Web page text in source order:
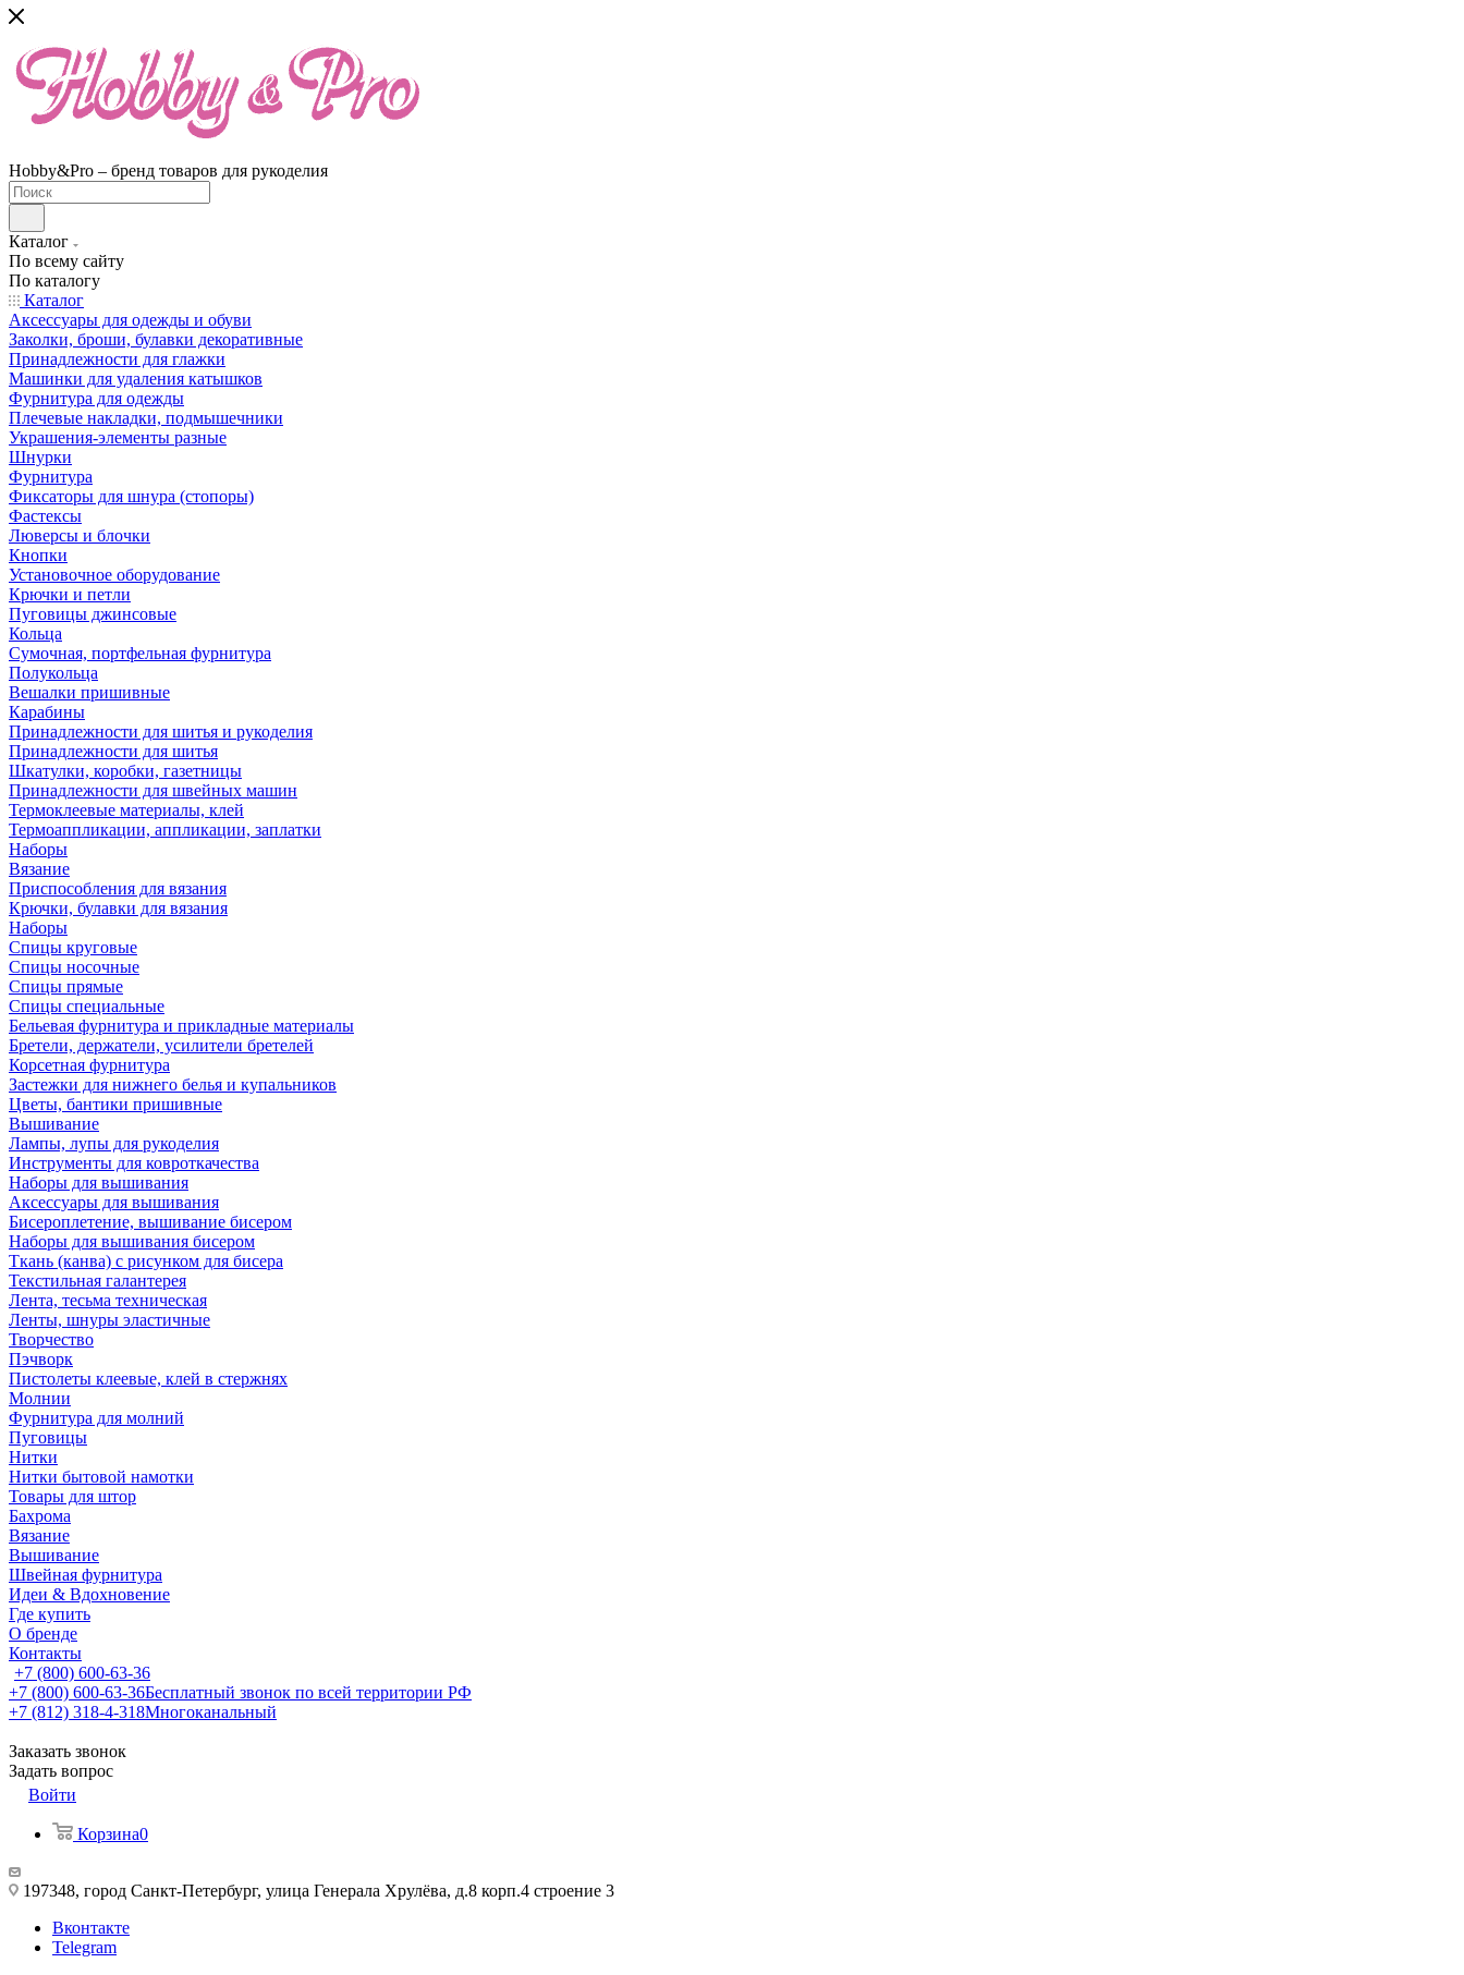
Hobby&Pro – бренд товаров для рукоделия
Каталог
По всему сайту
По каталогу
Каталог
Аксессуары для одежды и обуви
Заколки, броши, булавки декоративные
Принадлежности для глажки
Машинки для удаления катышков
Фурнитура для одежды
Плечевые накладки, подмышечники
Украшения-элементы разные
Шнурки
Фурнитура
Фиксаторы для шнура (стопоры)
Фастексы
Люверсы и блочки
Кнопки
Установочное оборудование
Крючки и петли
Пуговицы джинсовые
Кольца
Сумочная, портфельная фурнитура
Полукольца
Вешалки пришивные
Карабины
Принадлежности для шитья и рукоделия
Принадлежности для шитья
Шкатулки, коробки, газетницы
Принадлежности для швейных машин
Термоклеевые материалы, клей
Термоаппликации, аппликации, заплатки
Наборы
Вязание
Приспособления для вязания
Крючки, булавки для вязания
Наборы
Спицы круговые
Спицы носочные
Спицы прямые
Спицы специальные
Бельевая фурнитура и прикладные материалы
Бретели, держатели, усилители бретелей
Корсетная фурнитура
Застежки для нижнего белья и купальников
Цветы, бантики пришивные
Вышивание
Лампы, лупы для рукоделия
Инструменты для ковроткачества
Наборы для вышивания
Аксессуары для вышивания
Бисероплетение, вышивание бисером
Наборы для вышивания бисером
Ткань (канва) с рисунком для бисера
Текстильная галантерея
Лента, тесьма техническая
Ленты, шнуры эластичные
Творчество
Пэчворк
Пистолеты клеевые, клей в стержнях
Молнии
Фурнитура для молний
Пуговицы
Нитки
Нитки бытовой намотки
Товары для штор
Бахрома
Вязание
Вышивание
Швейная фурнитура
Идеи & Вдохновение
Где купить
О бренде
Контакты
+7 (800) 600-63-36
+7 (800) 600-63-36Бесплатный звонок по всей территории РФ
+7 (812) 318-4-318Многоканальный
Заказать звонок
Задать вопрос
Войти
Корзина0
197348, город Санкт-Петербург, улица Генерала Хрулёва, д.8 корп.4 строение 3
Вконтакте
Telegram